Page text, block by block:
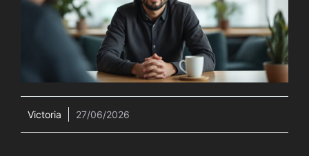
Victoria 27/06/2026